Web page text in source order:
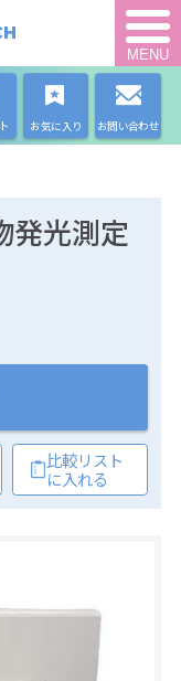
MENU
お気に入り お問い合わせ
発光測定
比較リスト
に入れる